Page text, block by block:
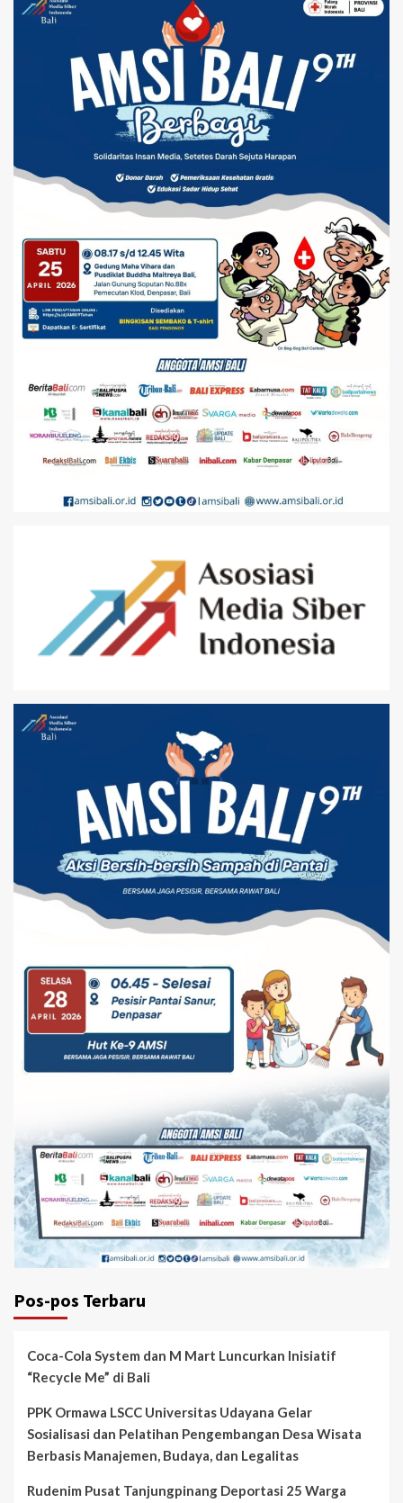
Pos-pos Terbaru
Coca-Cola System dan M Mart Luncurkan Inisiatif
“Recycle Me” di Bali
PPK Ormawa LSCC Universitas Udayana Gelar
Sosialisasi dan Pelatihan Pengembangan Desa Wisata
Berbasis Manajemen, Budaya, dan Legalitas
Rudenim Pusat Tanjungpinang Deportasi 25 Warga